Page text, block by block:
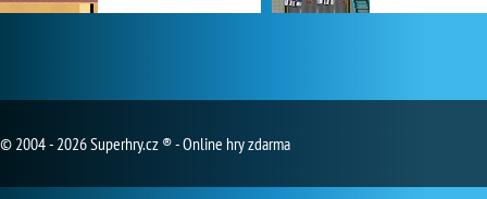
© 2004 - 2026 Superhry.cz ® - Online hry zdarma